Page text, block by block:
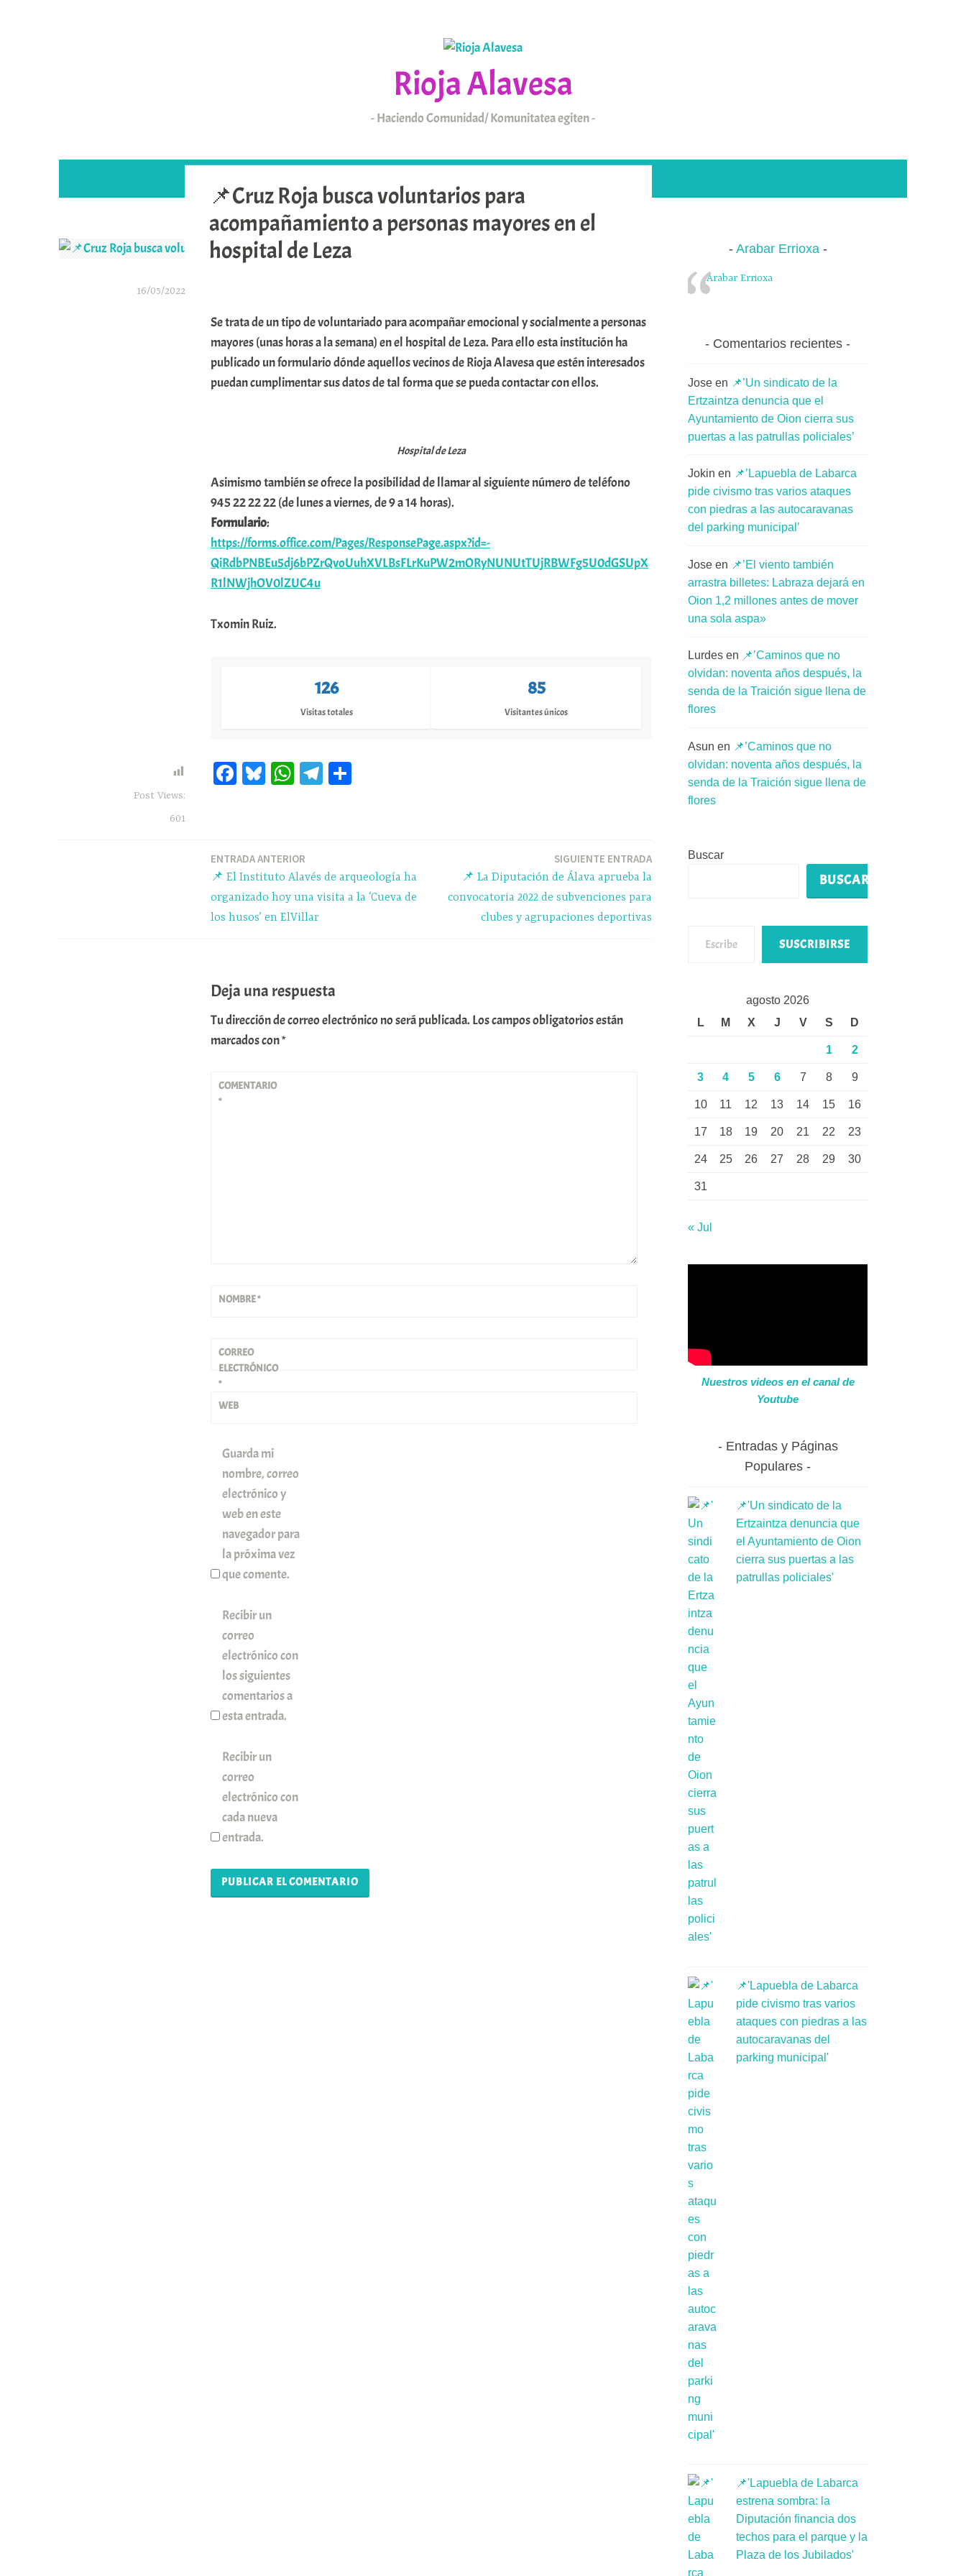
Rioja Alavesa
Haciendo Comunidad/ Komunitatea egiten
📌Cruz Roja busca voluntarios para
acompañamiento a personas mayores en el
hospital de Leza
16/05/2022
Se trata de un tipo de voluntariado para acompañar emocional y socialmente a personas
mayores (unas horas a la semana) en el hospital de Leza. Para ello esta institución ha
publicado un formulario dónde aquellos vecinos de Rioja Alavesa que estén interesados
puedan cumplimentar sus datos de tal forma que se pueda contactar con ellos.
Hospital de Leza
Asimismo también se ofrece la posibilidad de llamar al siguiente número de teléfono
945 22 22 22 (de lunes a viernes, de 9 a 14 horas).
Formulario:
https://forms.office.com/Pages/ResponsePage.aspx?id=-
QiRdbPNBEu5dj6bPZrQvoUuhXVLBsFLrKuPW2mORyNUNUtTUjRBWFg5U0dGSUpX
R1lNWjhOV0lZUC4u
Txomin Ruiz.
126
Visitas totales
85
Visitantes únicos
Post Views:
601
Fa Bl W
pp
Te
m
r
ENTRADA ANTERIOR
📌 El Instituto Alavés de arqueología ha
organizado hoy una visita a la ‘Cueva de
los husos’ en ElVillar
SIGUIENTE ENTRADA
📌 La Diputación de Álava aprueba la
convocatoria 2022 de subvenciones para
clubes y agrupaciones deportivas
Deja una respuesta
Tu dirección de correo electrónico no será publicada. Los campos obligatorios están
marcados con*
COMENTARIO
*
NOMBRE*
CORREO
ELECTRÓNICO
*
WEB
Guarda mi
nombre, correo
electrónico y
web en este
navegador para
la próxima vez
que comente.
Recibir un
correo
electrónico con
los siguientes
comentarios a
esta entrada.
Recibir un
correo
electrónico con
cada nueva
entrada.
Arabar Errioxa
Arabar Errioxa
Comentarios recientes
Jose en 📌’Un sindicato de la
Ertzaintza denuncia que el
Ayuntamiento de Oion cierra sus
puertas a las patrullas policiales’
Jokin en 📌’Lapuebla de Labarca
pide civismo tras varios ataques
con piedras a las autocaravanas
del parking municipal’
Jose en 📌’El viento también
arrastra billetes: Labraza dejará en
Oion 1,2 millones antes de mover
una sola aspa»
Lurdes en 📌’Caminos que no
olvidan: noventa años después, la
senda de la Traición sigue llena de
flores
Asun en 📌’Caminos que no
olvidan: noventa años después, la
senda de la Traición sigue llena de
flores
Buscar
BUSCAR
SUSCRIBIRSE
agosto 2026
L
M X J V S D
1 2
3 4 5 6 7 8 9
10 11 12 13 14 15 16
17 18 19 20 21 22 23
24 25 26 27 28 29 30
31
« Jul
Nuestros videos en el canal de
Youtube
Entradas y Páginas
Populares
📌'Un sindicato de la
Ertzaintza denuncia que
el Ayuntamiento de Oion
cierra sus puertas a las
patrullas policiales'
📌'Lapuebla de Labarca
pide civismo tras varios
ataques con piedras a las
autocaravanas del
parking municipal'
📌'Lapuebla de Labarca
estrena sombra: la
Diputación financia dos
techos para el parque y la
Plaza de los Jubilados'